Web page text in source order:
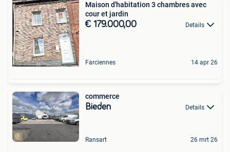
Maison d'habitation 3 chambres avec
cour et jardin
€ 179.000,00 Details
Farciennes 14 apr 26
commerce
Bieden Details
Ransart 26 mrt 26